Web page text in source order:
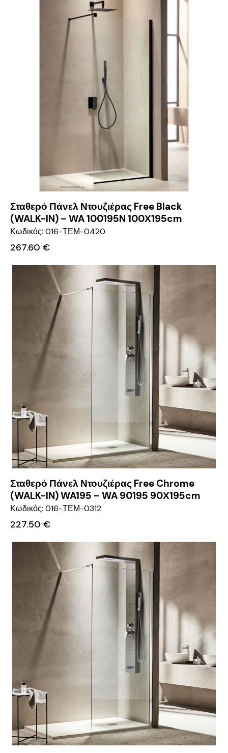
Σταθερό Πάνελ Ντουζιέρας Free Black
(WALK-IN) – WA 100195N 100Χ195cm
Κωδικός: 016-ΤΕΜ-0420
267.60 €
Σταθερό Πάνελ Ντουζιέρας Free Chrome
(WALK-IN) WA195 – WA 90195 90Χ195cm
Κωδικός: 016-ΤΕΜ-0312
227.50 €